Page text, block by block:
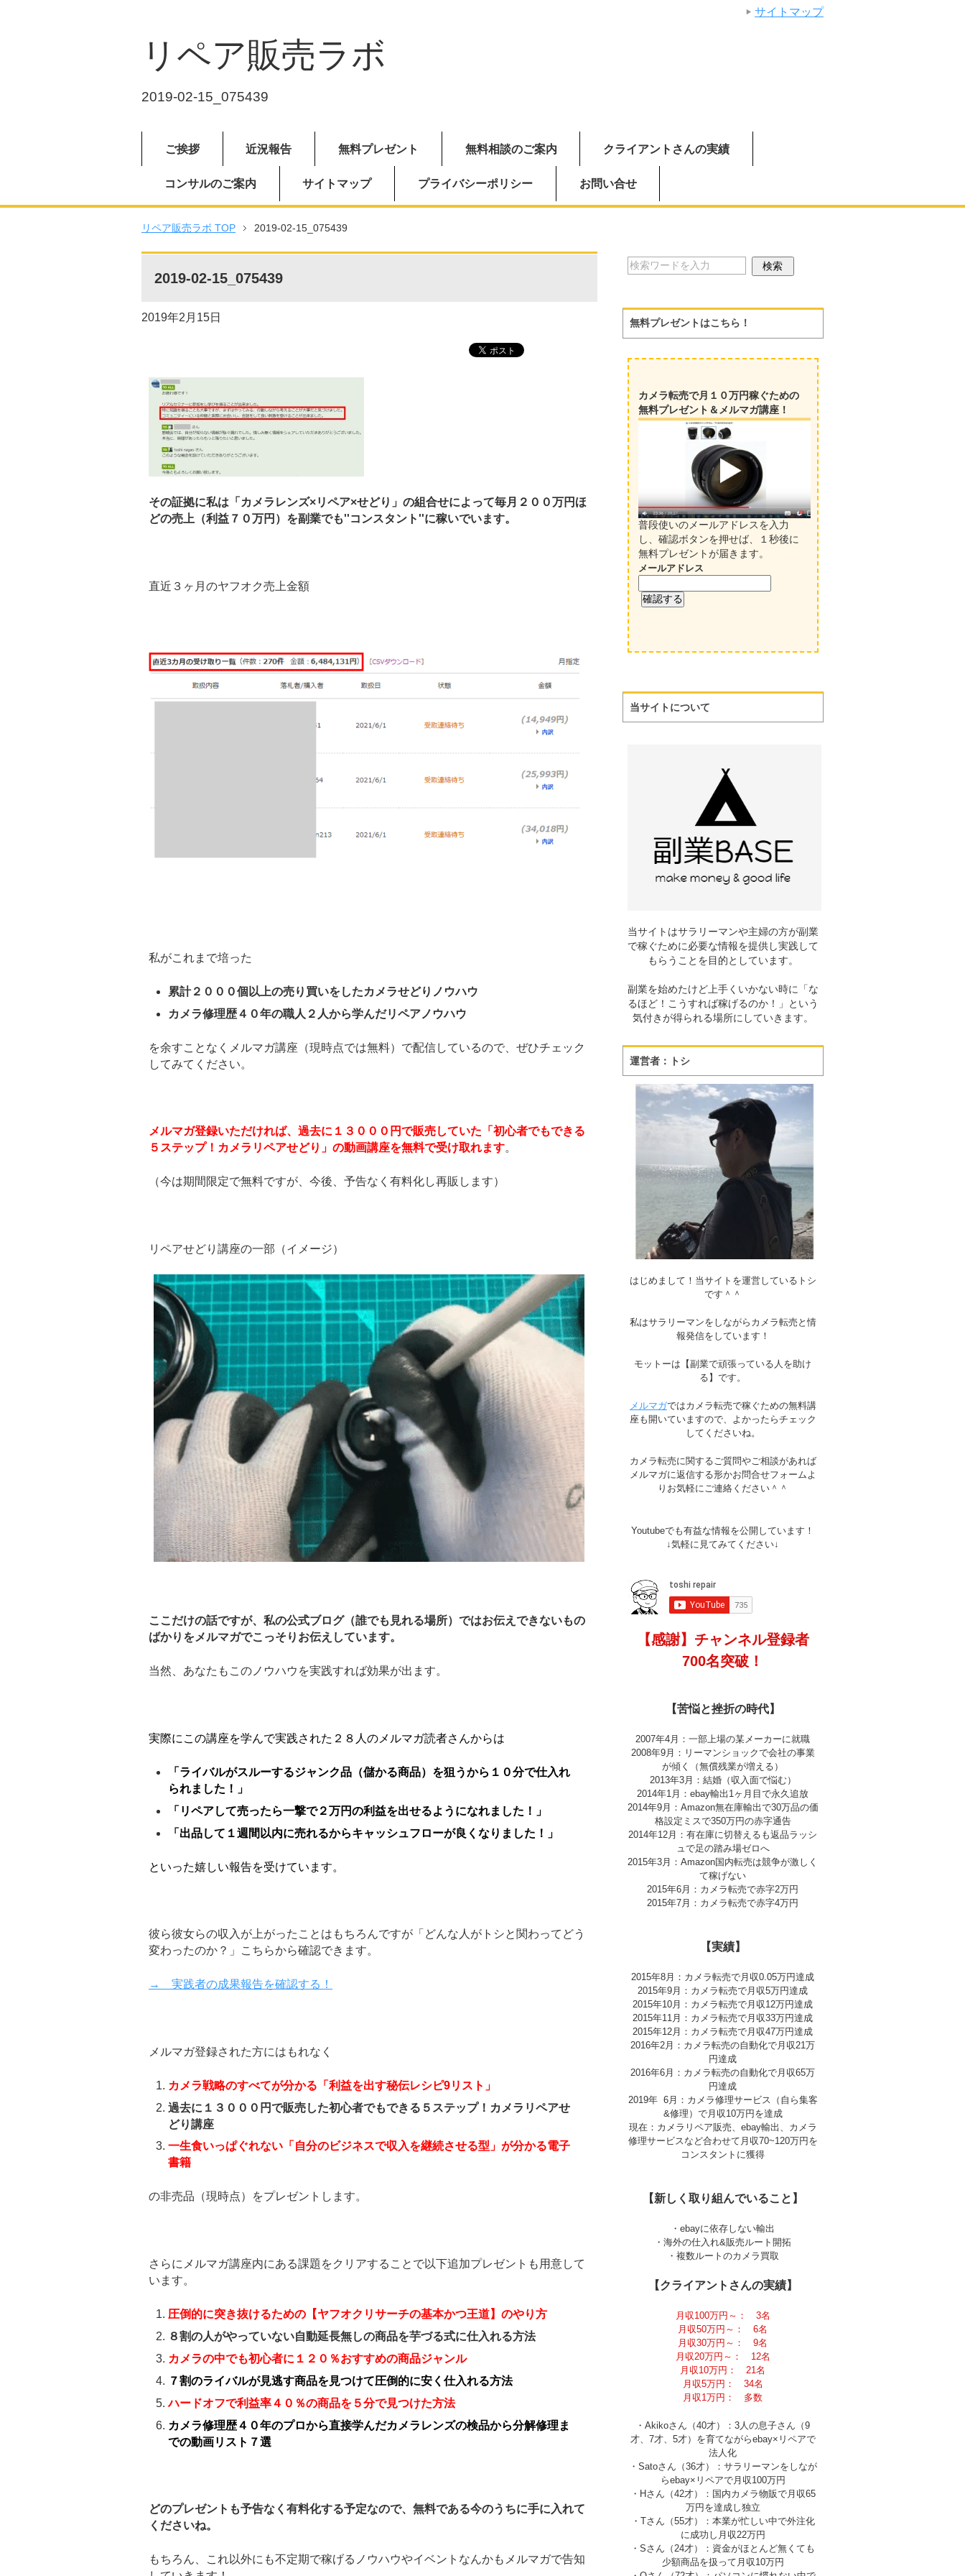
リペア販売ラボ
2019-02-15_075439
ご挨拶 近況報告 無料プレゼント 無料相談のご案内 クライアントさんの実績
コンサルのご案内 サイトマップ プライバシーポリシー お問い合せ
リペア販売ラボ TOP 2019-02-15_075439
2019-02-15_075439
2019年2月15日
その証拠に私は「カメラレンズ×リペア×せどり」の組合せによって毎月２００万円ほ
どの売上（利益７０万円）を副業でも''コンスタント''に稼いでいます。
直近３ヶ月のヤフオク売上金額
私がこれまで培った
累計２０００個以上の売り買いをしたカメラせどりノウハウ
カメラ修理歴４０年の職人２人から学んだリペアノウハウ
を余すことなくメルマガ講座（現時点では無料）で配信しているので、ぜひチェック
してみてください。
メルマガ登録いただければ、過去に１３０００円で販売していた「初心者でもできる
５ステップ！カメラリペアせどり」の動画講座を無料で受け取れます。
（今は期間限定で無料ですが、今後、予告なく有料化し再販します）
リペアせどり講座の一部（イメージ）
ここだけの話ですが、私の公式ブログ（誰でも見れる場所）ではお伝えできないもの
ばかりをメルマガでこっそりお伝えしています。
当然、あなたもこのノウハウを実践すれば効果が出ます。
実際にこの講座を学んで実践された２８人のメルマガ読者さんからは
「ライバルがスルーするジャンク品（儲かる商品）を狙うから１０分で仕入れ
られました！」
「リペアして売ったら一撃で２万円の利益を出せるようになれました！」
「出品して１週間以内に売れるからキャッシュフローが良くなりました！」
といった嬉しい報告を受けています。
彼ら彼女らの収入が上がったことはもちろんですが「どんな人がトシと関わってどう
変わったのか？」こちらから確認できます。
→ 実践者の成果報告を確認する！
メルマガ登録された方にはもれなく
カメラ戦略のすべてが分かる「利益を出す秘伝レシピ9リスト」
過去に１３０００円で販売した初心者でもできる５ステップ！カメラリペアせ
どり講座
一生食いっぱぐれない「自分のビジネスで収入を継続させる型」が分かる電子
書籍
の非売品（現時点）をプレゼントします。
さらにメルマガ講座内にある課題をクリアすることで以下追加プレゼントも用意して
います。
圧倒的に突き抜けるための【ヤフオクリサーチの基本かつ王道】のやり方
８割の人がやっていない自動延長無しの商品を芋づる式に仕入れる方法
カメラの中でも初心者に１２０％おすすめの商品ジャンル
７割のライバルが見逃す商品を見つけて圧倒的に安く仕入れる方法
ハードオフで利益率４０％の商品を５分で見つけた方法
カメラ修理歴４０年のプロから直接学んだカメラレンズの検品から分解修理ま
での動画リスト７選
どのプレゼントも予告なく有料化する予定なので、無料である今のうちに手に入れて
くださいね。
もちろん、これ以外にも不定期で稼げるノウハウやイベントなんかもメルマガで告知
無料プレゼントはこちら！
カメラ転売で月１０万円稼ぐための
無料プレゼント＆メルマガ講座！
普段使いのメールアドレスを入力
し、確認ボタンを押せば、１秒後に
無料プレゼントが届きます。
メールアドレス
当サイトについて
当サイトはサラリーマンや主婦の方が副業
で稼ぐために必要な情報を提供し実践して
もらうことを目的としています。
副業を始めたけど上手くいかない時に「な
るほど！こうすれば稼げるのか！」という
気付きが得られる場所にしていきます。
運営者：トシ
はじめまして！当サイトを運営しているトシ
です＾＾
私はサラリーマンをしながらカメラ転売と情
報発信をしています！
モットーは【副業で頑張っている人を助け
る】です。
メルマガではカメラ転売で稼ぐための無料講
座も開いていますので、よかったらチェック
してくださいね。
カメラ転売に関するご質問やご相談があれば
メルマガに返信する形かお問合せフォームよ
りお気軽にご連絡ください＾＾
Youtubeでも有益な情報を公開しています！
↓気軽に見てみてください↓
【感謝】チャンネル登録者
700名突破！
【苦悩と挫折の時代】
2007年4月：一部上場の某メーカーに就職
2008年9月：リーマンショックで会社の事業
が傾く（無償残業が増える）
2013年3月：結婚（収入面で悩む）
2014年1月：ebay輸出1ヶ月目で永久追放
2014年9月：Amazon無在庫輸出で30万品の価
格設定ミスで350万円の赤字通告
2014年12月：有在庫に切替えるも返品ラッシ
ュで足の踏み場ゼロへ
2015年3月：Amazon国内転売は競争が激しく
て稼げない
2015年6月：カメラ転売で赤字2万円
2015年7月：カメラ転売で赤字4万円
【実績】
2015年8月：カメラ転売で月収0.05万円達成
2015年9月：カメラ転売で月収5万円達成
2015年10月：カメラ転売で月収12万円達成
2015年11月：カメラ転売で月収33万円達成
2015年12月：カメラ転売で月収47万円達成
2016年2月：カメラ転売の自動化で月収21万
円達成
2016年6月：カメラ転売の自動化で月収65万
円達成
2019年 6月：カメラ修理サービス（自ら集客
&修理）で月収10万円を達成
現在：カメラリペア販売、ebay輸出、カメラ
修理サービスなど合わせて月収70~120万円を
コンスタントに獲得
【新しく取り組んでいること】
・ebayに依存しない輸出
・海外の仕入れ&販売ルート開拓
・複数ルートのカメラ買取
【クライアントさんの実績】
月収100万円～： 3名
月収50万円～： 6名
月収30万円～： 9名
月収20万円～： 12名
月収10万円： 21名
月収5万円： 34名
月収1万円： 多数
・Akikoさん（40才）：3人の息子さん（9
才、7才、5才）を育てながらebay×リペアで
法人化
・Satoさん（36才）：サラリーマンをしなが
らebay×リペアで月収100万円
・Hさん（42才）：国内カメラ物販で月収65
万円を達成し独立
・Tさん（55才）：本業が忙しい中で外注化
に成功し月収22万円
・Sさん（24才）：資金がほとんど無くても
少額商品を扱って月収10万円
サイトマップ